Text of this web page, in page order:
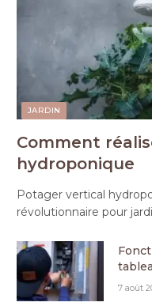
JARDIN
Comment
hydroponique
Potager vertical
révolutionnaire pour
7 août